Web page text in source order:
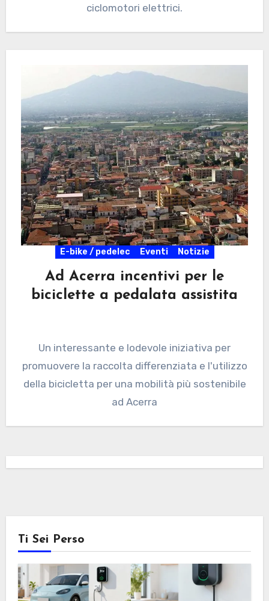
ciclomotori elettrici.
E-bike / pedelec Eventi Notizie
Ad Acerra incentivi per le
biciclette a pedalata assistita
Un interessante e lodevole iniziativa per
promuovere la raccolta differenziata e l'utilizzo
della bicicletta per una mobilità più sostenibile
ad Acerra
Ti Sei Perso